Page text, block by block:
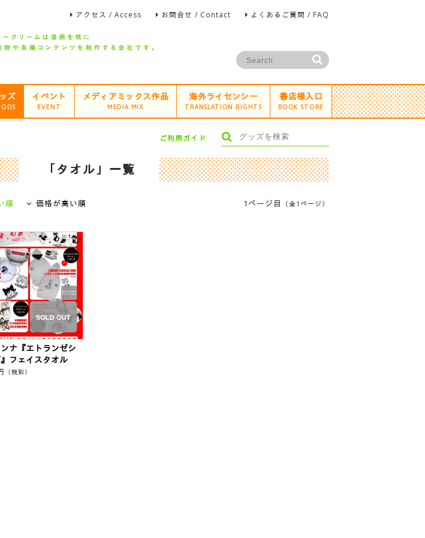
アクセス / Access お問合せ / Contact よくあるご質問 / FAQ
ズ イベント
EVENT
メディアミックス作品
MEDIA MIX
海外ライセンシー
TRANSLATION RIGHTS
書店様入口
BOOK STORE
ご利用ガイド
「タオル」一覧
1ページ目 （全1ページ）
順 価格が高い順
ナ『エトランゼシ
フェイスタオル
（税別）